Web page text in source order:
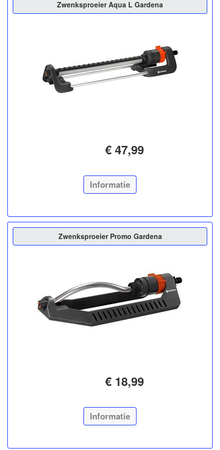
Zwenksproeier Aqua L Gardena
€ 47,99
Informatie
Zwenksproeier Promo Gardena
€ 18,99
Informatie